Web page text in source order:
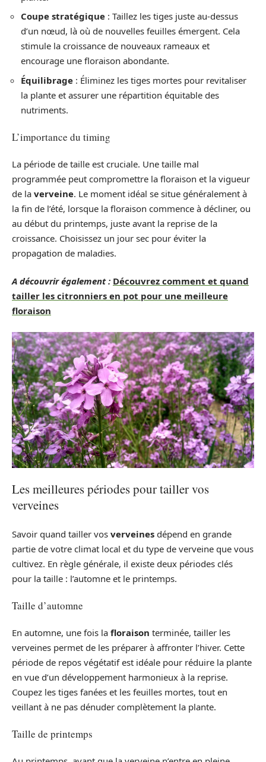
Coupe stratégique : Taillez les tiges juste au-dessus
d’un nœud, là où de nouvelles feuilles émergent. Cela
stimule la croissance de nouveaux rameaux et
encourage une floraison abondante.
Équilibrage : Éliminez les tiges mortes pour revitaliser
la plante et assurer une répartition équitable des
nutriments.
L’importance du timing
La période de taille est cruciale. Une taille mal
programmée peut compromettre la floraison et la vigueur
de la verveine. Le moment idéal se situe généralement à
la fin de l’été, lorsque la floraison commence à décliner, ou
au début du printemps, juste avant la reprise de la
croissance. Choisissez un jour sec pour éviter la
propagation de maladies.
A découvrir également : Découvrez comment et quand
tailler les citronniers en pot pour une meilleure
floraison
Les meilleures périodes pour tailler vos
verveines
Savoir quand tailler vos verveines dépend en grande
partie de votre climat local et du type de verveine que vous
cultivez. En règle générale, il existe deux périodes clés
pour la taille : l’automne et le printemps.
Taille d’automne
En automne, une fois la floraison terminée, tailler les
verveines permet de les préparer à affronter l’hiver. Cette
période de repos végétatif est idéale pour réduire la plante
en vue d’un développement harmonieux à la reprise.
Coupez les tiges fanées et les feuilles mortes, tout en
veillant à ne pas dénuder complètement la plante.
Taille de printemps